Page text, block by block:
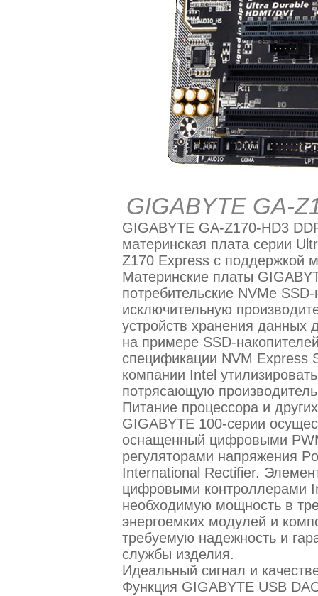
GIGABYTE GA-
GIGABYTE GA-Z170-HD3
материнская плата серии
Z170 Express с поддержкой
Материнские платы
потребительские NVMe
исключительную
устройств хранения данных
на примере SSD-
спецификации NVM Express
компании Intel
потрясающую
Питание процессора и
GIGABYTE 100-серии
оснащенный цифровыми
регуляторами напряжения
International Rectifier.
цифровыми контроллерами
необходимую мощность в
энергоемких модулей и
требуемую надежность и
службы изделия.
Идеальный сигнал и
Функция GIGABYTE USB